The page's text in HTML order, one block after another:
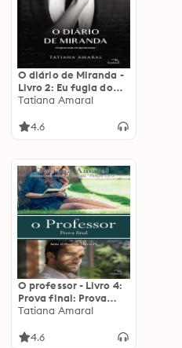
O diário de Miranda -
Livro 2: Eu fugia do
mundo. Ele fugia dele
Tatiana Amaral
4.6
O professor - Livro 4:
Prova final: Prova
final
Tatiana Amaral
4.6